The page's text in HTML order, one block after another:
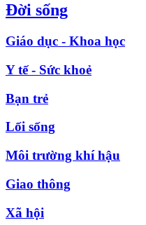
Đời sống
Giáo dục - Khoa học
Y tế - Sức khoẻ
Bạn trẻ
Lối sống
Môi trường khí hậu
Giao thông
Xã hội